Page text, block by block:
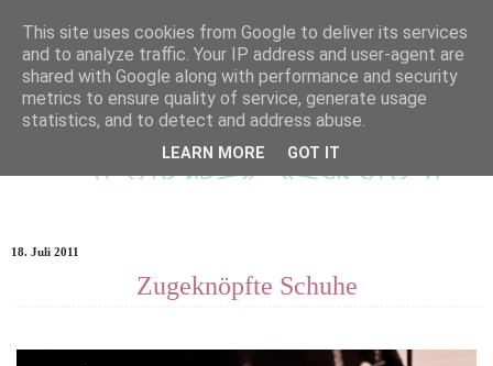
18. Juli 2011
Zugeknöpfte Schuhe
This site uses cookies from Google to deliver its services
and to analyze traffic. Your IP address and user-agent are
shared with Google along with performance and security
metrics to ensure quality of service, generate usage
statistics, and to detect and address abuse.
LEARN MORE GOT IT